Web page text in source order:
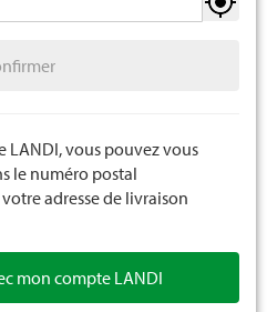
LANDI, vous pouvez vous
le numéro postal
adresse de livraison
mon compte LANDI